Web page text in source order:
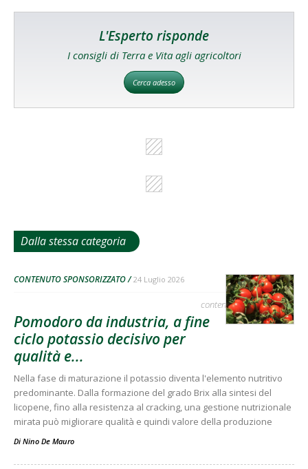
L'Esperto risponde
I consigli di Terra e Vita agli agricoltori
Cerca adesso
Dalla stessa categoria
CONTENUTO SPONSORIZZATO 24 Luglio 2026
contenuto sponsorizzato
Pomodoro da industria, a fine
ciclo potassio decisivo per
qualità e...
Nella fase di maturazione il potassio diventa l'elemento nutritivo
predominante. Dalla formazione del grado Brix alla sintesi del
licopene, fino alla resistenza al cracking, una gestione nutrizionale
mirata può migliorare qualità e quindi valore della produzione
Di Nino De Mauro